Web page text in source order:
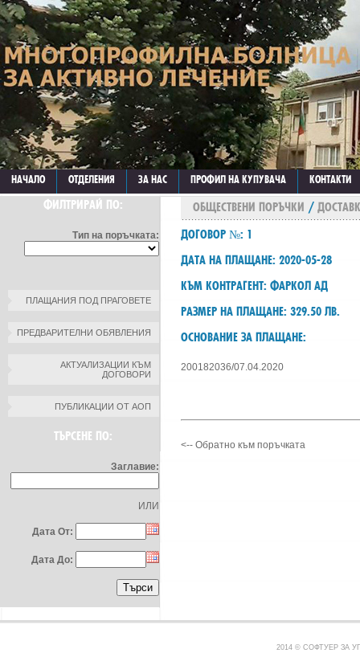
НАЧАЛО ОТДЕЛЕНИЯ ЗА НАС ПРОФИЛ НА КУПУВАЧА КОНТАКТИ
ФИЛТРИРАЙ ПО:
Тип на поръчката:
ПЛАЩАНИЯ ПОД ПРАГОВЕТЕ
ПРЕДВАРИТЕЛНИ ОБЯВЛЕНИЯ
АКТУАЛИЗАЦИИ КЪМ
ДОГОВОРИ
ПУБЛИКАЦИИ ОТ АОП
ТЪРСЕНЕ ПО:
Заглавие:
ИЛИ
Дата От:
Дата До:
ОБЩЕСТВЕНИ ПОРЪЧКИ /
ДОГОВОР №: 1
ДАТА НА ПЛАЩАНЕ: 2020-05-28
КЪМ КОНТРАГЕНТ: ФАРКОЛ АД
РАЗМЕР НА ПЛАЩАНЕ: 329.50 ЛВ.
ОСНОВАНИЕ ЗА ПЛАЩАНЕ:
200182036/07.04.2020
<-- Обратно към поръчката
2014 © СОФТУЕР ЗА